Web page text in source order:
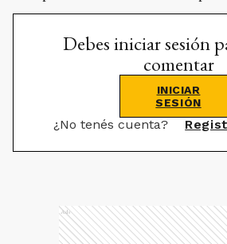
Debes iniciar sesión
comentar
INICIAR
SESIÓN
¿No tenés cuenta?
Ads